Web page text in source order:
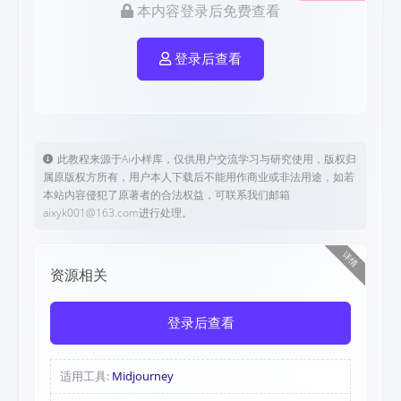
本内容登录后免费查看
登录后查看
此教程来源于Ai小样库，仅供用户交流学习与研究使用，版权归
属原版权方所有，用户本人下载后不能用作商业或非法用途，如若
本站内容侵犯了原著者的合法权益，可联系我们邮箱
aixyk001@163.com进行处理。
详情
资源相关
登录后查看
适用工具: Midjourney